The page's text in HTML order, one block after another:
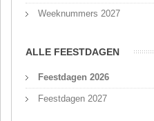
Weeknummers 2027
ALLE FEESTDAGEN
Feestdagen 2026
Feestdagen 2027